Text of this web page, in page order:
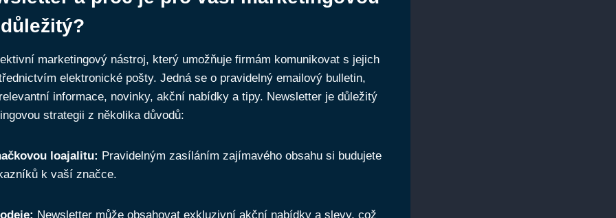
marketingový nástroj, který umožňuje firmám komunikovat s jejich
elektronické pošty. Jedná se o pravidelný emailový bulletin,
informace, novinky, akční nabídky a tipy. Newsletter je důležitý
strategii z několika důvodů:
loajalitu: Pravidelným zasíláním zajímavého obsahu si budujete
k vaší značce.
Newsletter může obsahovat exkluzivní akční nabídky a slevy, což